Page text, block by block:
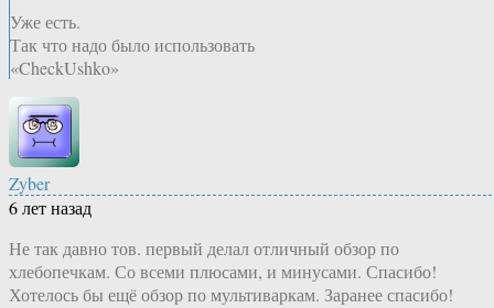
Уже есть.
Так что надо было использовать
«CheckUshko»
Zyber
6 лет назад
Не так давно тов. первый делал отличный обзор по
хлебопечкам. Со всеми плюсами, и минусами. Спасибо!
Хотелось бы ещё обзор по мультиваркам. Заранее спасибо!